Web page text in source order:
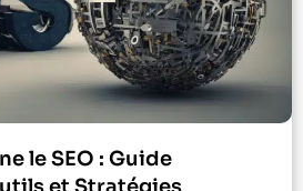
le SEO : Guide